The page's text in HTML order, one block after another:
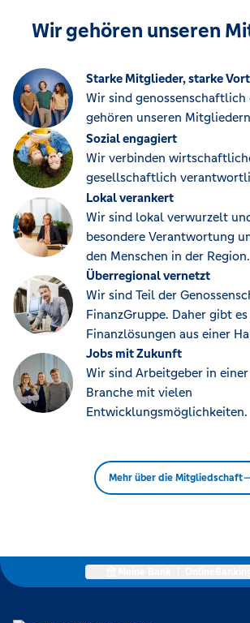
Wir gehören unseren
Starke Mitglieder, starke
Wir sind
gehören unseren
Sozial engagiert
Wir verbinden
gesellschaftlich
Lokal verankert
Wir sind lokal verwurzelt
besondere Verantwortung
den Menschen in der Region.
Überregional vernetzt
Wir sind Teil der
FinanzGruppe. Daher gibt
Finanzlösungen aus einer
Jobs mit Zukunft
Wir sind Arbeitgeber in
Branche mit vielen
Entwicklungsmöglichkeiten.
Mehr über die Mitgliedschaft